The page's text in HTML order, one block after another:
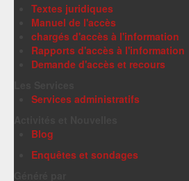
Textes juridiques
Manuel de l'accès
chargés d'accès à l'information
Rapports d'accès à l'information
Demande d'accès et recours
Services administratifs
Blog
Enquêtes et sondages